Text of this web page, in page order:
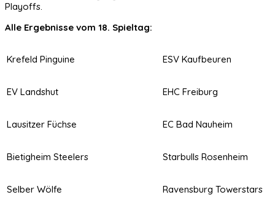
Playoffs.
Alle Ergebnisse vom 18. Spieltag:
Krefeld Pinguine ESV Kaufbeuren
EV Landshut EHC Freiburg
Lausitzer Füchse EC Bad Nauheim
Bietigheim Steelers Starbulls Rosenheim
Selber Wölfe Ravensburg Towerstars